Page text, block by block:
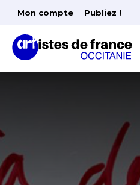
Mon compte Publiez !